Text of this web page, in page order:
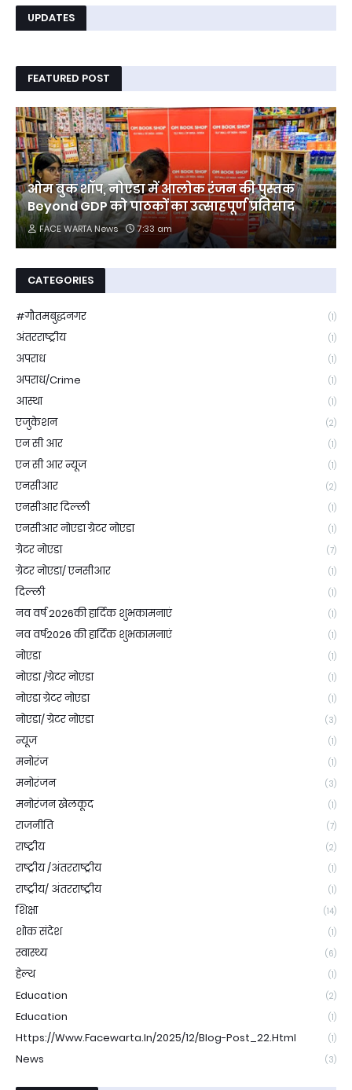
UPDATES
FEATURED POST
ओम बुक शॉप, नोएडा में आलोक रंजन की पुस्तक
Beyond GDP को पाठकों का उत्साहपूर्ण प्रतिसाद
FACE WARTA News 7:33 am
CATEGORIES
#गौतमबुद्धनगर (1)
अंतरराष्ट्रीय (1)
अपराध (1)
अपराध/Crime (1)
आस्था (1)
एजुकेशन (2)
एन सी आर (1)
एन सी आर न्यूज (1)
एनसीआर (2)
एनसीआर दिल्ली (1)
एनसीआर नोएडा ग्रेटर नोएडा (1)
ग्रेटर नोएडा (7)
ग्रेटर नोएडा/ एनसीआर (1)
दिल्ली (1)
नव वर्ष 2026की हार्दिक शुभकामनाएं (1)
नव वर्ष2026 की हार्दिक शुभकामनाएं (1)
नोएडा (1)
नोएडा /ग्रेटर नोएडा (1)
नोएडा ग्रेटर नोएडा (1)
नोएडा/ ग्रेटर नोएडा (3)
न्यूज (1)
मनोरंज (1)
मनोरंजन (3)
मनोरंजन खेलकूद (1)
राजनीति (7)
राष्ट्रीय (2)
राष्ट्रीय /अंतरराष्ट्रीय (1)
राष्ट्रीय/ अंतरराष्ट्रीय (1)
शिक्षा (14)
शोक संदेश (1)
स्वास्थ्य (6)
हेल्थ (1)
Education (2)
Education (1)
Https://www.facewarta.in/2025/12/blog-Post_22.html (1)
News (3)